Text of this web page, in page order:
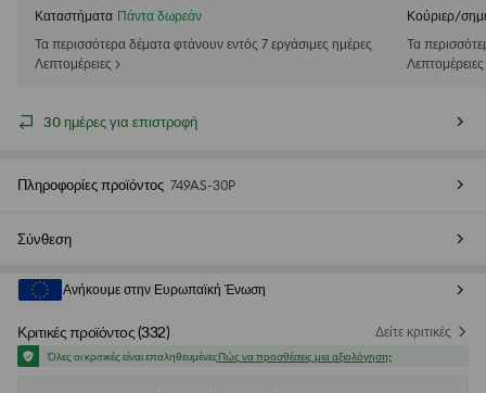
Καταστήματα Πάντα δωρεάν
Τα περισσότερα δέματα φτάνουν εντός 7 εργάσιμες ημέρες
Λεπτομέρειες >
Κούριερ/
Τα
Λεπτομέρειες
30 ημέρες για επιστροφή
Πληροφορίες προϊόντος 749AS-30P
Σύνθεση
Ανήκουμε στην Ευρωπαϊκή Ένωση
Κριτικές προϊόντος(332) Δείτε κριτικές
Όλες οι κριτικές είναι επαληθευμένεςΠώς να προσθέσεις μια αξιολόγηση;